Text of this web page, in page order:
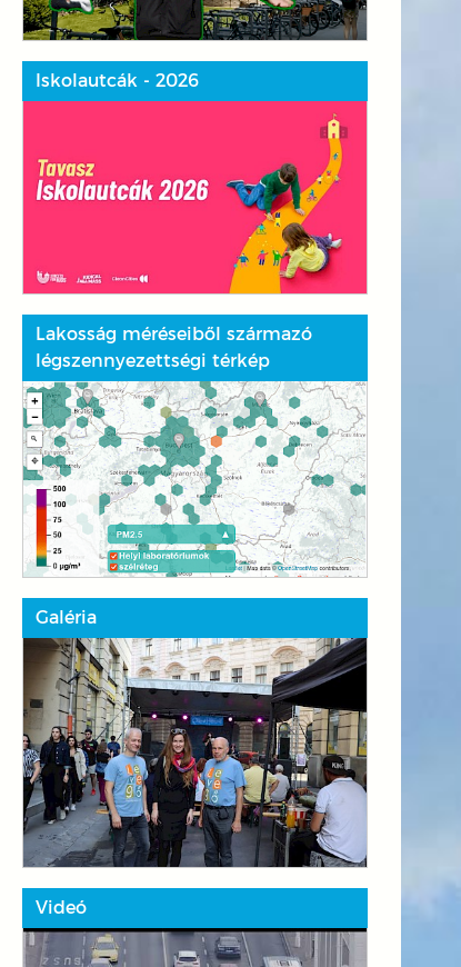
Iskolautcák - 2026
Lakosság méréseiből származó
légszennyezettségi térkép
Galéria
Videó